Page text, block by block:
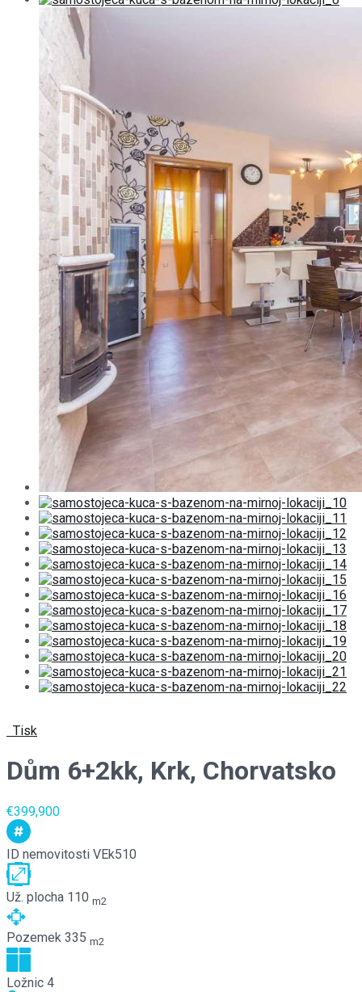
Tisk
Dům 6+2kk, Krk, Chorvatsko
€399,900
ID nemovitosti VEk510
Už. plocha 110 m2
Pozemek 335 m2
Ložnic 4